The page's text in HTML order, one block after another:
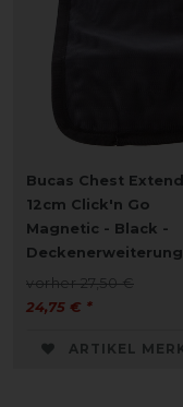
Bucas Chest
12cm Click'n Go
Magnetic - Black -
Deckenerweiterung
vorher 27,50 €
24,75 € *
ARTIKEL